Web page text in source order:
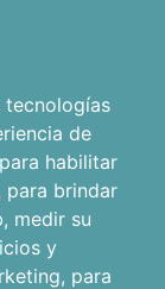
de
para habilitar
para brindar
, medir su
y
, para